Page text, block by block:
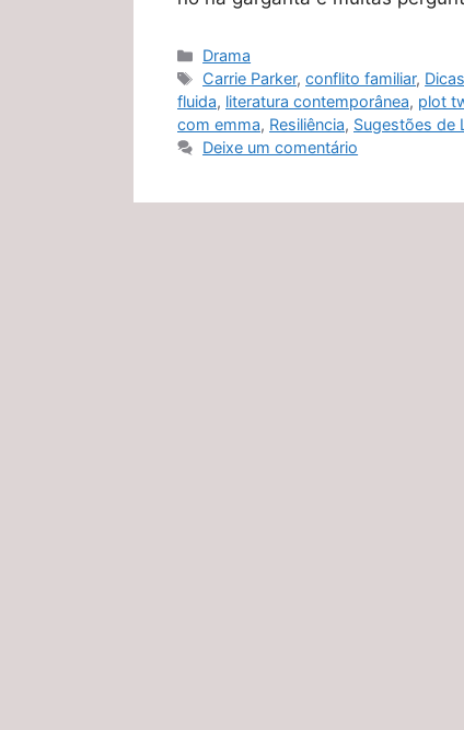
Categorias
Drama
Tags
Carrie Parker,conflito familiar,
fluida, literatura contemporânea, plot
com emma, Resiliência, Sugestões de
Deixe um comentário